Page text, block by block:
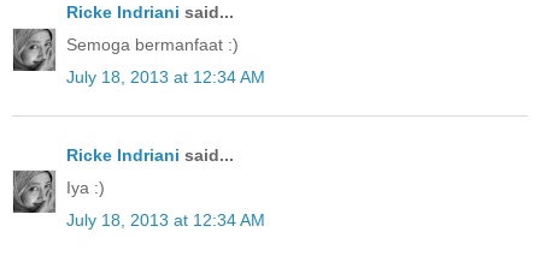
Ricke Indriani said...
Semoga bermanfaat :)
July 18, 2013 at 12:34 AM
Ricke Indriani said...
Iya :)
July 18, 2013 at 12:34 AM